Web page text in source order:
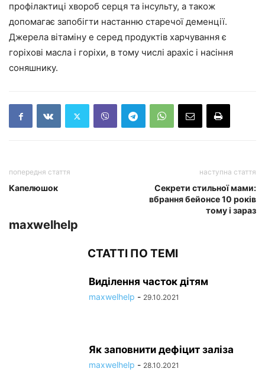
профілактиці хвороб серця та інсульту, а також
допомагає запобігти настанню старечої деменції.
Джерела вітаміну е серед продуктів харчування є
горіхові масла і горіхи, в тому числі арахіс і насіння
соняшнику.
попередня стаття
Капелюшок
наступна стаття
Секрети стильної мами:
вбрання бейонсе 10 років
тому і зараз
maxwelhelp
СТАТТІ ПО ТЕМІ
Виділення часток дітям
maxwelhelp - 29.10.2021
Як заповнити дефіцит заліза
maxwelhelp - 28.10.2021